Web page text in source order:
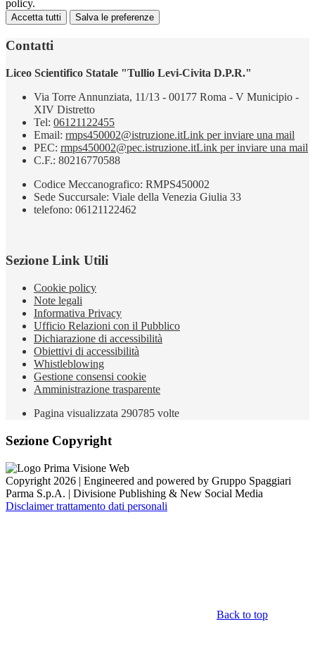
policy.
Accetta tutti Salva le preferenze
Contatti
Liceo Scientifico Statale "Tullio Levi-Civita D.P.R."
Via Torre Annunziata, 11/13 - 00177 Roma - V Municipio -
XIV Distretto
Tel: 06121122455
Email: rmps450002@istruzione.itLink per inviare una mail
PEC: rmps450002@pec.istruzione.itLink per inviare una mail
C.F.: 80216770588
Codice Meccanografico: RMPS450002
Sede Succursale: Viale della Venezia Giulia 33
telefono: 06121122462
Sezione Link Utili
Cookie policy
Note legali
Informativa Privacy
Ufficio Relazioni con il Pubblico
Dichiarazione di accessibilità
Obiettivi di accessibilità
Whistleblowing
Gestione consensi cookie
Amministrazione trasparente
Pagina visualizzata 290785 volte
Sezione Copyright
Copyright 2026 | Engineered and powered by Gruppo Spaggiari
Parma S.p.A. | Divisione Publishing & New Social Media
Disclaimer trattamento dati personali
Back to top